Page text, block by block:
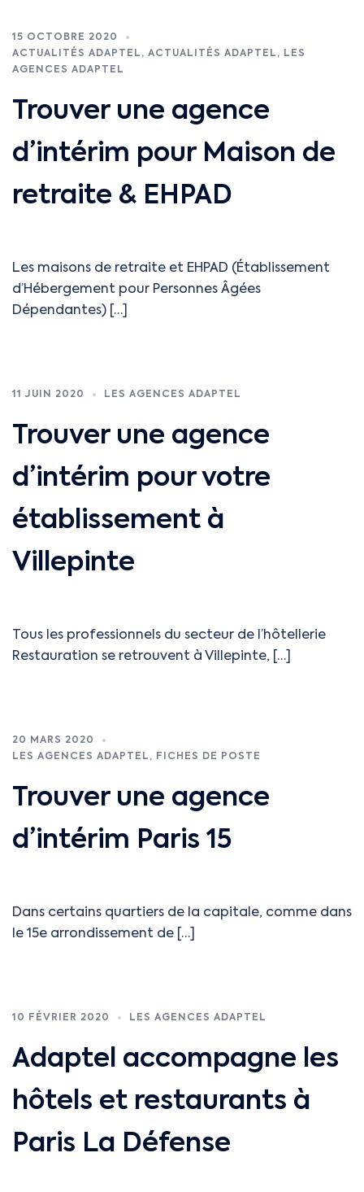
15 OCTOBRE 2020
ACTUALITÉS ADAPTEL , ACTUALITÉS ADAPTEL , LES
AGENCES ADAPTEL
Trouver une agence
d’intérim pour Maison de
retraite & EHPAD
Les maisons de retraite et EHPAD (Établissement
d’Hébergement pour Personnes Âgées
Dépendantes) […]
11 JUIN 2020 LES AGENCES ADAPTEL
Trouver une agence
d’intérim pour votre
établissement à
Villepinte
Tous les professionnels du secteur de l’hôtellerie
Restauration se retrouvent à Villepinte, […]
20 MARS 2020
LES AGENCES ADAPTEL , FICHES DE POSTE
Trouver une agence
d’intérim Paris 15
Dans certains quartiers de la capitale, comme dans
le 15e arrondissement de […]
10 FÉVRIER 2020 LES AGENCES ADAPTEL
Adaptel accompagne les
hôtels et restaurants à
Paris La Défense